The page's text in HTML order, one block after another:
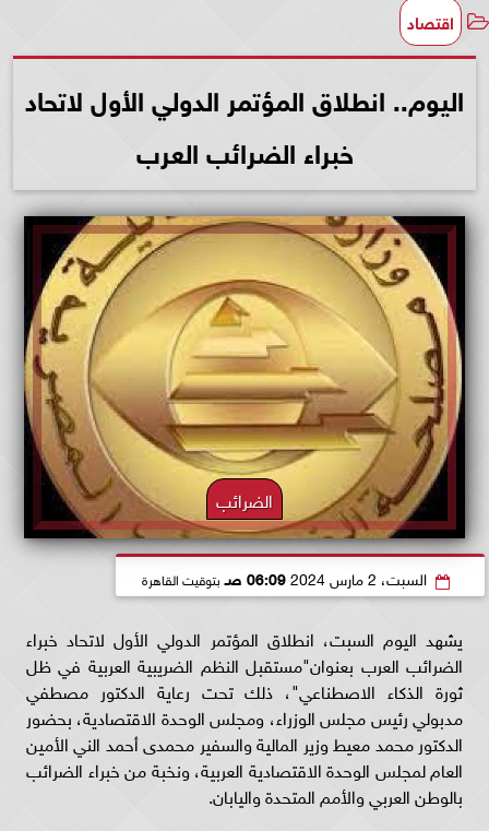
اقتصاد
اليوم.. انطلاق المؤتمر الدولي الأول لاتحاد
خبراء الضرائب العرب
الضرائب
السبت، 2 مارس 2024 06:09 صـ بتوقيت القاهرة
يشهد اليوم السبت، انطلاق المؤتمر الدولي الأول لاتحاد خبراء
الضرائب العرب بعنوان"مستقبل النظم الضريبية العربية في ظل
ثورة الذكاء الاصطناعي"، ذلك تحت رعاية الدكتور مصطفي
مدبولي رئيس مجلس الوزراء، ومجلس الوحدة الاقتصادية، بحضور
الدكتور محمد معيط وزير المالية والسفير محمدى أحمد الني الأمين
العام لمجلس الوحدة الاقتصادية العربية، ونخبة من خبراء الضرائب
بالوطن العربي والأمم المتحدة واليابان.